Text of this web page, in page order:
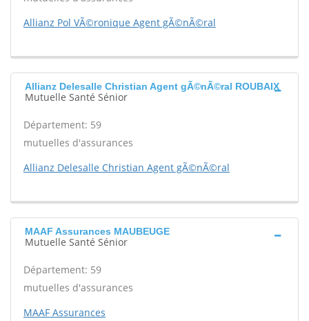
Allianz Pol VÃ©ronique Agent gÃ©nÃ©ral
Allianz Delesalle Christian Agent gÃ©nÃ©ral ROUBAIX
Mutuelle Santé Sénior
Département: 59
mutuelles d'assurances
Allianz Delesalle Christian Agent gÃ©nÃ©ral
MAAF Assurances MAUBEUGE
Mutuelle Santé Sénior
Département: 59
mutuelles d'assurances
MAAF Assurances